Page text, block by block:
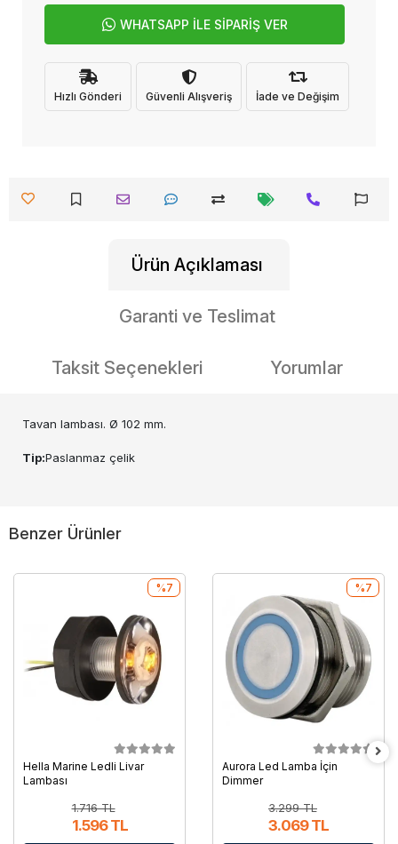
WHATSAPP İLE SİPARİŞ VER
Hızlı Gönderi Güvenli Alışveriş İade ve Değişim
Ürün Açıklaması
Garanti ve Teslimat
Taksit Seçenekleri Yorumlar
Tavan lambası. Ø 102 mm.
Tip:Paslanmaz çelik
Benzer Ürünler
Hella Marine Ledli Livar
Lambası
1.716 TL
1.596 TL
%7
Aurora Led Lamba İçin
Dimmer
3.299 TL
3.069 TL
%7